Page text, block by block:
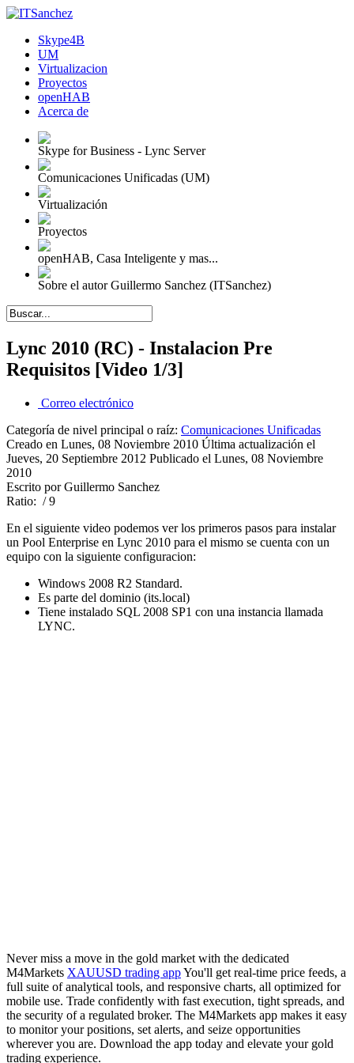
Skype4B
UM
Virtualizacion
Proyectos
openHAB
Acerca de
Skype for Business - Lync Server
Comunicaciones Unificadas (UM)
Virtualización
Proyectos
openHAB, Casa Inteligente y mas...
Sobre el autor Guillermo Sanchez (ITSanchez)
Lync 2010 (RC) - Instalacion Pre
Requisitos [Video 1/3]
Correo electrónico
Categoría de nivel principal o raíz: Comunicaciones Unificadas
Creado en Lunes, 08 Noviembre 2010 Última actualización el
Jueves, 20 Septiembre 2012 Publicado el Lunes, 08 Noviembre
2010
Escrito por Guillermo Sanchez
Ratio: / 9
En el siguiente video podemos ver los primeros pasos para instalar
un Pool Enterprise en Lync 2010 para el mismo se cuenta con un
equipo con la siguiente configuracion:
Windows 2008 R2 Standard.
Es parte del dominio (its.local)
Tiene instalado SQL 2008 SP1 con una instancia llamada
LYNC.
Never miss a move in the gold market with the dedicated
M4Markets XAUUSD trading appYou'll get real-time price feeds, a
full suite of analytical tools, and responsive charts, all optimized for
mobile use. Trade confidently with fast execution, tight spreads, and
the security of a regulated broker. The M4Markets app makes it easy
to monitor your positions, set alerts, and seize opportunities
wherever you are. Download the app today and elevate your gold
trading experience.